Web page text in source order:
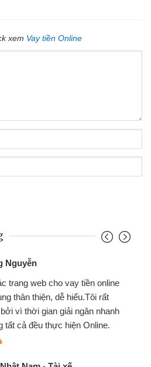
xem Vay tiền Online
Đoàn Hữu Cảnh
Mình cần tiền gấp nên định
chiếc xe wave nhưng thật may
gói vay tiền bằng CMND online
cần gặp mặt nên rất tiện lợi, sẽ
bè biết
Cấn Văn Lực - Tạp hóa